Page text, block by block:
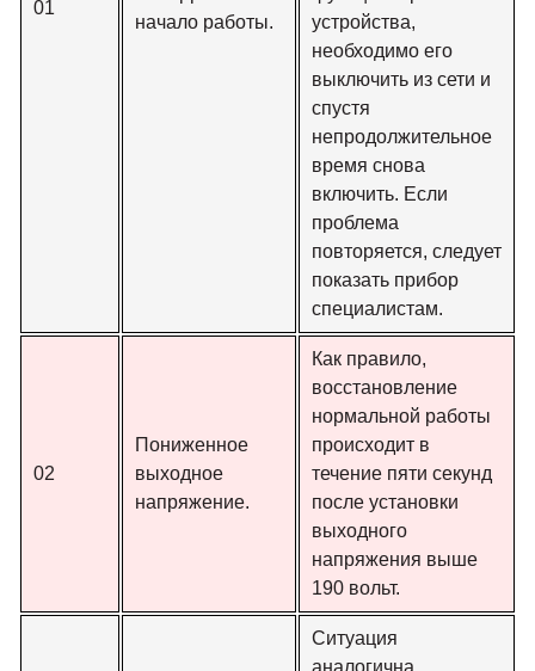
01
начало работы.
устройства,
необходимо его
выключить из сети и
спустя
непродолжительное
время снова
включить. Если
проблема
повторяется, следует
показать прибор
специалистам.
02
Пониженное
выходное
напряжение.
Как правило,
восстановление
нормальной работы
происходит в
течение пяти секунд
после установки
выходного
напряжения выше
190 вольт.
Ситуация